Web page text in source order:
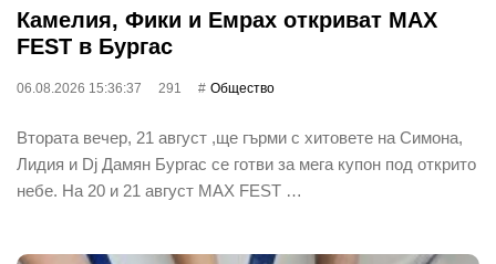
Камелия, Фики и Емрах откриват MAX
FEST в Бургас
06.08.2026 15:36:37 291 Общество
Втората вечер, 21 август ,ще гърми с хитовете на Симона,
Лидия и Dj Дамян Бургас се готви за мега купон под открито
небе. На 20 и 21 август MAX FEST …